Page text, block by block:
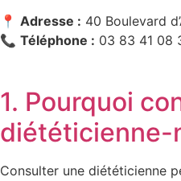
📍 Adresse : 40 Boulevard
📞 Téléphone : 03 83 41 08
1. Pourquoi
diététicienne-
Consulter une diététicienne